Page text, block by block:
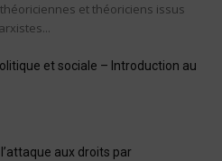
et théoriciens issus
et sociale – Introduction au
aux droits par